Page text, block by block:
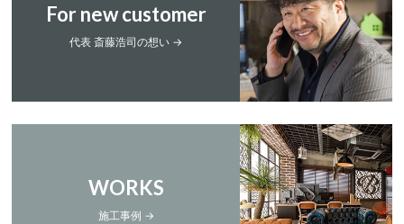
For new customer
代表 斎藤浩司の想い →
WORKS
施工事例 →